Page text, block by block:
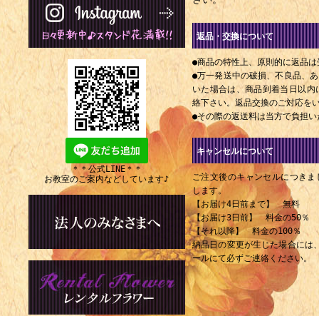
返品・交換について
●商品の特性上、原則的に返品
●万一発送中の破損、不良品、
いた場合は、商品到着当日以
絡下さい。返品交換のご対応を
●その際の返送料は当方で負担
キャンセルについて
ご注文後のキャンセルにつき
します。
【お届け4日前まで】 無料
【お届け3日前】 料金の50％
【それ以降】 料金の100％
納品日の変更が生じた場合には
ールにて必ずご連絡ください。
＊＊公式LINE＊＊
お教室のご案内などしています♪